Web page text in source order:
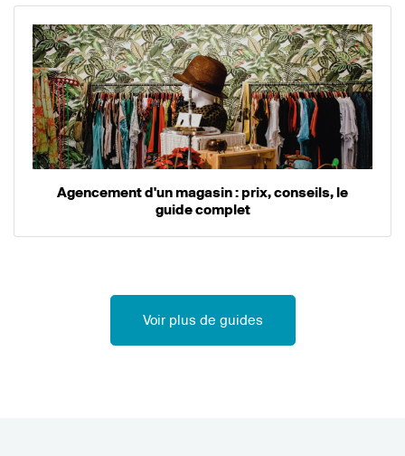
Agencement d'un magasin : prix, conseils, le
guide complet
Voir plus de guides